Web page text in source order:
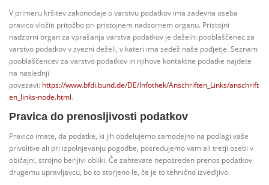
V primeru kršitev zakonodaje o varstvu podatkov ima zadevna oseba
pravico vložiti pritožbo pri pristojnem nadzornem organu. Pristojni
nadzorni organ za vprašanja varstva podatkov je deželni pooblaščenec za
varstvo podatkov v zvezni deželi, v kateri ima sedež naše podjetje. Seznam
pooblaščencev za varstvo podatkov in njihove kontaktne podatke najdete
na naslednji
povezavi: https://www.bfdi.bund.de/DE/Infothek/Anschriften_Links/anschrift
en_links-node.html.
Pravica do prenosljivosti podatkov
Pravico imate, da podatke, ki jih obdelujemo samodejno na podlagi vaše
privolitve ali pri izpolnjevanju pogodbe, posredujemo vam ali tretji osebi v
običajni, strojno berljivi obliki. Če zahtevate neposreden prenos podatkov
drugemu upravljavcu, bo to storjeno le, če je to tehnično izvedljivo.